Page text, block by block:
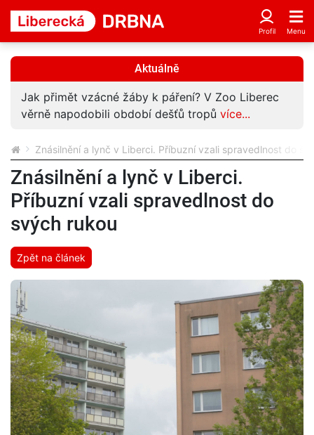
Aktuálně
Jak přimět vzácné žáby k páření? V Zoo Liberec
věrně napodobili období dešťů tropů více...
Znásilnění a lynč v Liberci. Příbuzní vzali spravedlnost do
Znásilnění a lynč v Liberci.
Příbuzní vzali spravedlnost do
svých rukou
Zpět na článek